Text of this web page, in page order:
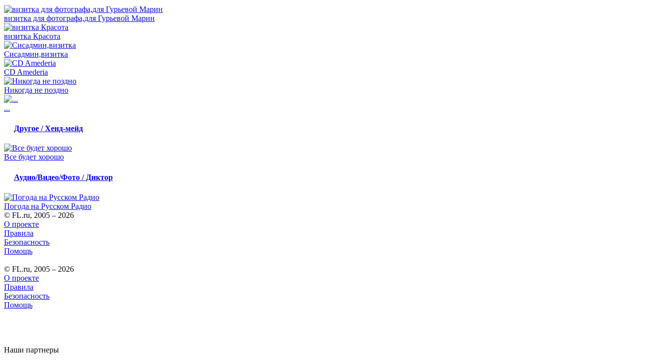
визитка для фотографа,для Гурьевой Марин
визитка Красота
Сисадмин,визитка
CD Amederia
Никогда не поздно
...
Другое / Хенд-мейд
Все будет хорошо
Аудио/Видео/Фото / Диктор
Погода на Русском Радио
© FL.ru, 2005 – 2026
О проекте
Правила
Безопасность
Помощь
© FL.ru, 2005 – 2026
О проекте
Правила
Безопасность
Помощь
Наши партнеры